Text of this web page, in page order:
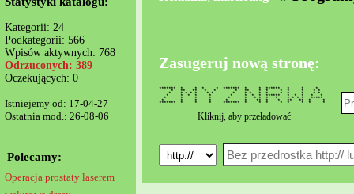
Kategorii: 24
Podkategorii: 566
Wpisów aktywnych: 768
Odrzuconych: 389
Oczekujących: 0
Istniejemy od: 17-04-27
Ostatnia mod.: 26-08-06
Polecamy:
Operacja prostaty laserem
Zasugeruj nową stronę:
******* * * * * ******* * * ****** * * *
* ** ** * * * ** * * * * * * *
* * * * * * * * * * * * * * * * *
* * * * * * * * * ****** * * * * *
* * * * * * * * * * * * * * *****
* * * * * * ** * * ** ** * *
******* * * * ******* * * * * * * * *
Kliknij, aby przeładować